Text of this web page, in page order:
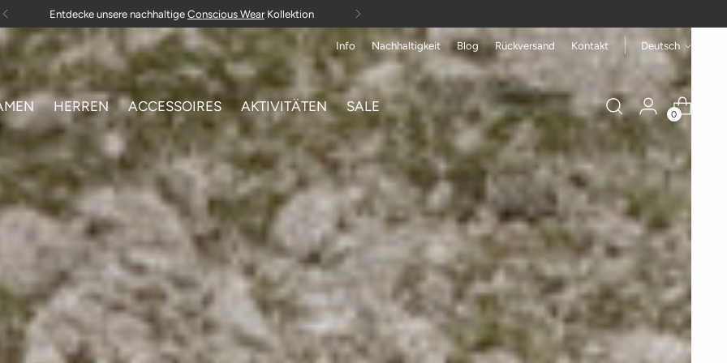
Gratis Versand in die EU ab 100 € Bestellwert
Info Nachhaltigkeit Blog Rückversand Kontakt Sprache
Deutsch
HERREN ACCESSOIRES AKTIVITÄTEN SALE
0